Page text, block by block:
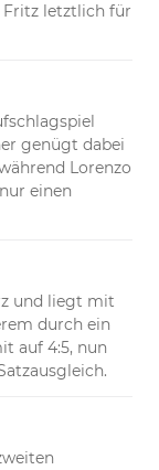
letztlich für
genügt dabei
Lorenzo
einen
und liegt mit
durch ein
auf 4:5, nun